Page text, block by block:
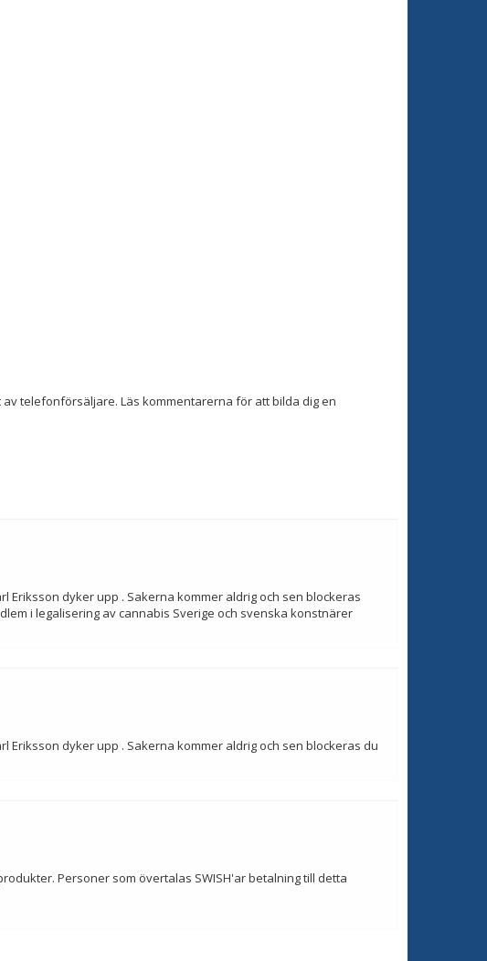
telefonförsäljare. Läs kommentarerna för att bilda dig en
dyker upp . Sakerna kommer aldrig och sen blockeras
i legalisering av cannabis Sverige och svenska konstnärer
dyker upp . Sakerna kommer aldrig och sen blockeras du
Personer som övertalas SWISH'ar betalning till detta